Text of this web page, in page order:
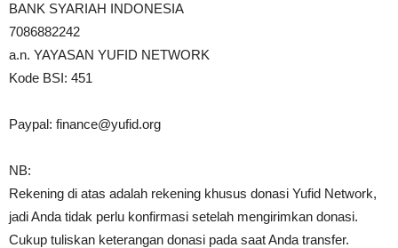
BANK SYARIAH INDONESIA
7086882242
a.n. YAYASAN YUFID NETWORK
Kode BSI: 451
Paypal: finance@yufid.org
NB:
Rekening di atas adalah rekening khusus donasi Yufid Network,
jadi Anda tidak perlu konfirmasi setelah mengirimkan donasi.
Cukup tuliskan keterangan donasi pada saat Anda transfer.